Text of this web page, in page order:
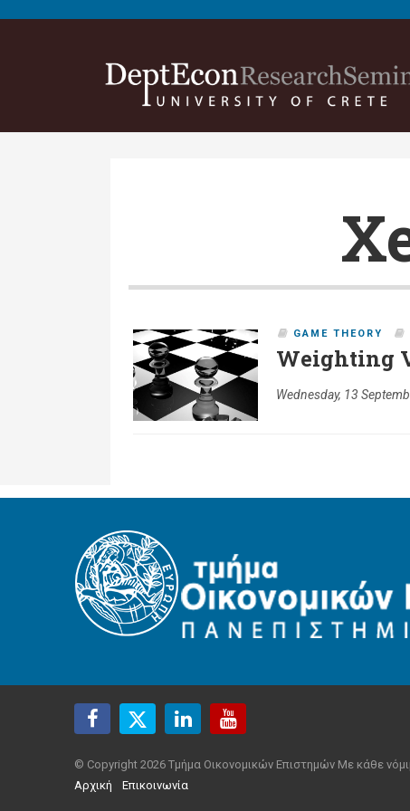
GAME THEORY
Weighting
Wednesday, 13
© Copyright 2026 Τμήμα Οικονομικών Επιστημών Με κάθε
Αρχική
Επικοινωνία